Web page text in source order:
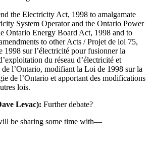
the Electricity Act, 1998 to amalgamate
System Operator and the Ontario Power
Ontario Energy Board Act, 1998 and to
to other Acts / Projet de loi 75,
sur l’électricité pour fusionner la
du réseau d’électricité et
l’Ontario, modifiant la Loi de 1998 sur la
de l’Ontario et apportant des modifications
lois.
Levac): Further debate?
be sharing some time with—